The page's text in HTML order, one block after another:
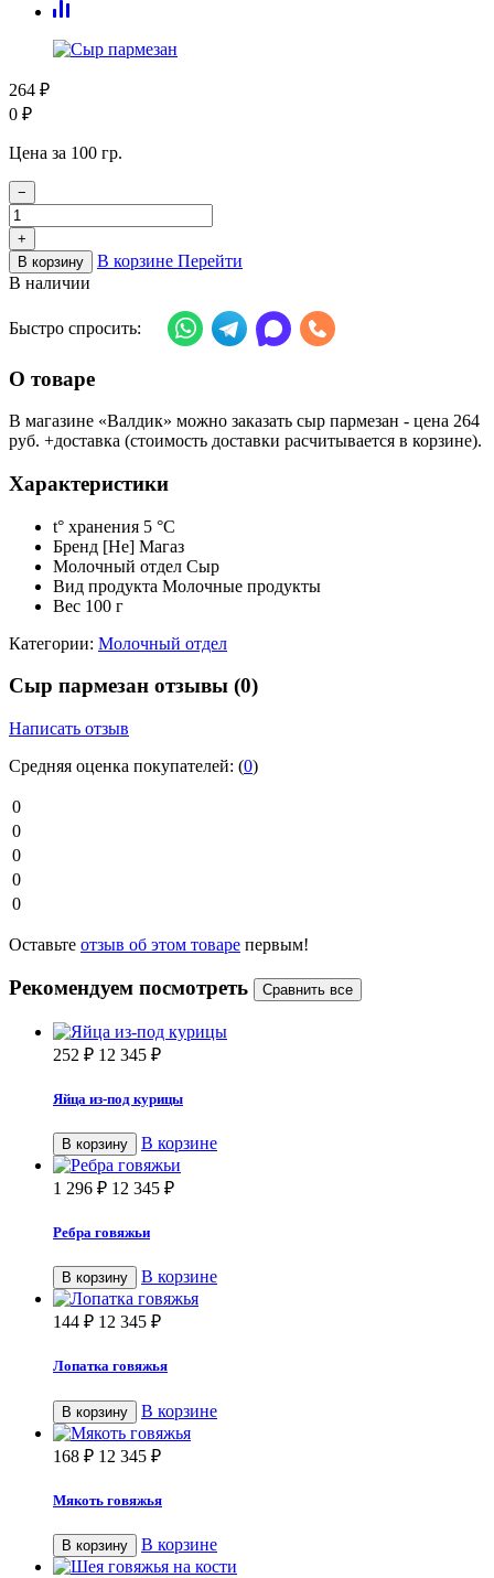
264 ₽
0 ₽
Цена за 100 гр.
−
+
В корзину
В корзине Перейти
В наличии
Быстро спросить:
О товаре
В магазине «Валдик» можно заказать сыр пармезан - цена 264
руб. +доставка (стоимость доставки расчитывается в корзине).
Характеристики
t° хранения 5 °C
Бренд [Не] Магаз
Молочный отдел Сыр
Вид продукта Молочные продукты
Вес 100 г
Категории: Молочный отдел
Сыр пармезан отзывы (0)
Написать отзыв
Средняя оценка покупателей: (0)
0
0
0
0
0
Оставьте отзыв об этом товаре первым!
Рекомендуем посмотреть
252 ₽ 12 345 ₽
Яйца из-под курицы
В корзину В корзине
1 296 ₽ 12 345 ₽
Ребра говяжьи
В корзину В корзине
144 ₽ 12 345 ₽
Лопатка говяжья
В корзину В корзине
168 ₽ 12 345 ₽
Мякоть говяжья
В корзину В корзине